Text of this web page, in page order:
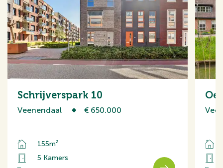
Schrijverspark 10
Veenendaal € 650.000
155m²
5 Kamers